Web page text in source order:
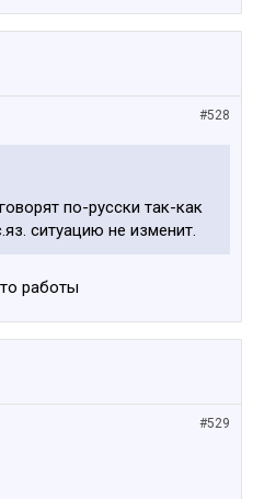
#528
по-русски так-как
ситуацию не изменит.
работы
#529